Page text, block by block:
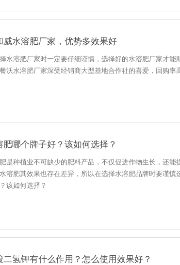
威水溶肥厂家，优势多效果好
水溶肥厂家时一定要仔细谨慎，选择好的水溶肥厂家才能
沃水溶肥厂家深受经销商大型基地合作社的喜爱，回购率
肥哪个牌子好？该如何选择？
是种植业不可缺少的肥料产品，不仅促进作物生长，还能
溶肥其效果也存在差异，所以在选择水溶肥品牌时要谨慎
该如何选择？
二氢钾有什么作用？怎么使用效果好？